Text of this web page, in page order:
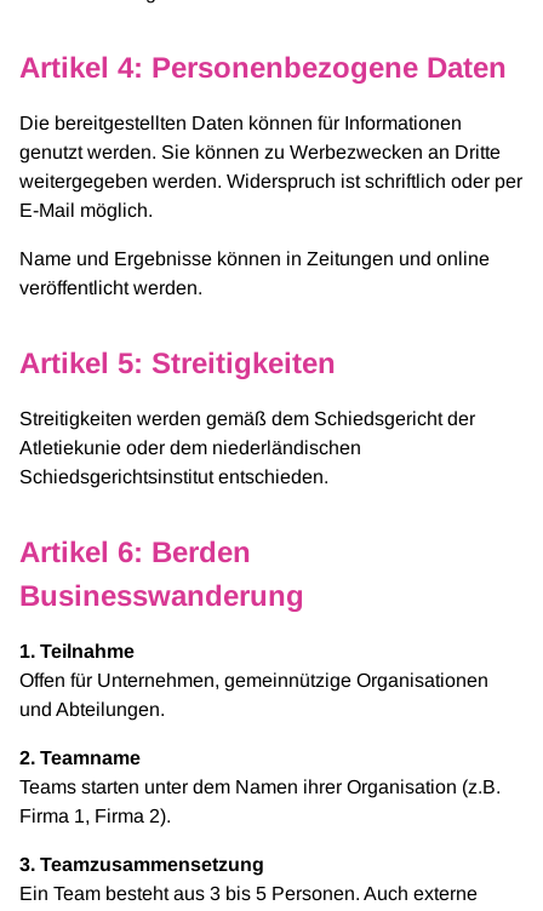
Artikel 4: Personenbezogene Daten
Die bereitgestellten Daten können für Informationen
genutzt werden. Sie können zu Werbezwecken an Dritte
weitergegeben werden. Widerspruch ist schriftlich oder per
E-Mail möglich.
Name und Ergebnisse können in Zeitungen und online
veröffentlicht werden.
Artikel 5: Streitigkeiten
Streitigkeiten werden gemäß dem Schiedsgericht der
Atletiekunie oder dem niederländischen
Schiedsgerichtsinstitut entschieden.
Artikel 6: Berden
Businesswanderung
1. Teilnahme
Offen für Unternehmen, gemeinnützige Organisationen
und Abteilungen.
2. Teamname
Teams starten unter dem Namen ihrer Organisation (z.B.
Firma 1, Firma 2).
3. Teamzusammensetzung
Ein Team besteht aus 3 bis 5 Personen. Auch externe